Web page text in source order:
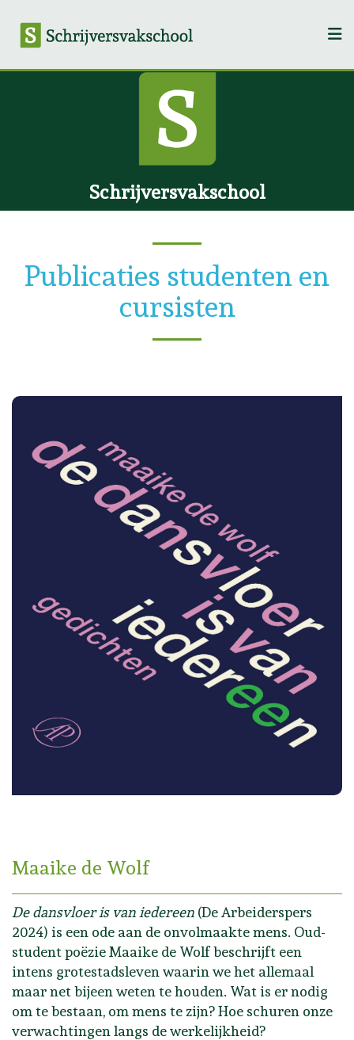
Schrijversvakschool
Publicaties studenten en
cursisten
Maaike de Wolf
De dansvloer is van iedereen (De Arbeiderspers
2024) is een ode aan de onvolmaakte mens. Oud-
student poëzie Maaike de Wolf beschrijft een
intens grotestadsleven waarin we het allemaal
maar net bijeen weten te houden. Wat is er nodig
om te bestaan, om mens te zijn? Hoe schuren onze
verwachtingen langs de werkelijkheid?